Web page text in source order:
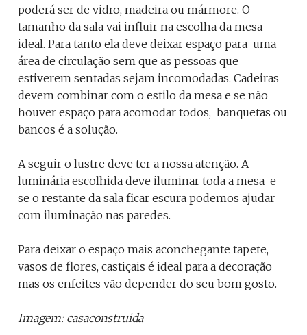
poderá ser de vidro, madeira ou mármore. O
tamanho da sala vai influir na escolha da mesa
ideal. Para tanto ela deve deixar espaço para uma
área de circulação sem que as pessoas que
estiverem sentadas sejam incomodadas. Cadeiras
devem combinar com o estilo da mesa e se não
houver espaço para acomodar todos, banquetas ou
bancos é a solução.
A seguir o lustre deve ter a nossa atenção. A
luminária escolhida deve iluminar toda a mesa e
se o restante da sala ficar escura podemos ajudar
com iluminação nas paredes.
Para deixar o espaço mais aconchegante tapete,
vasos de flores, castiçais é ideal para a decoração
mas os enfeites vão depender do seu bom gosto.
Imagem: casaconstruida